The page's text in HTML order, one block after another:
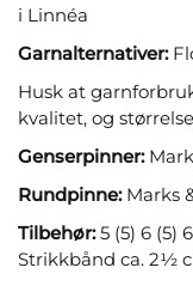
i Linnéa
Garnalternativer:
Husk at
kvalitet, og
Genserpinner:
Rundpinne:Marks
Tilbehør:5 (5) 6 (5)
Strikkbånd ca. 2½